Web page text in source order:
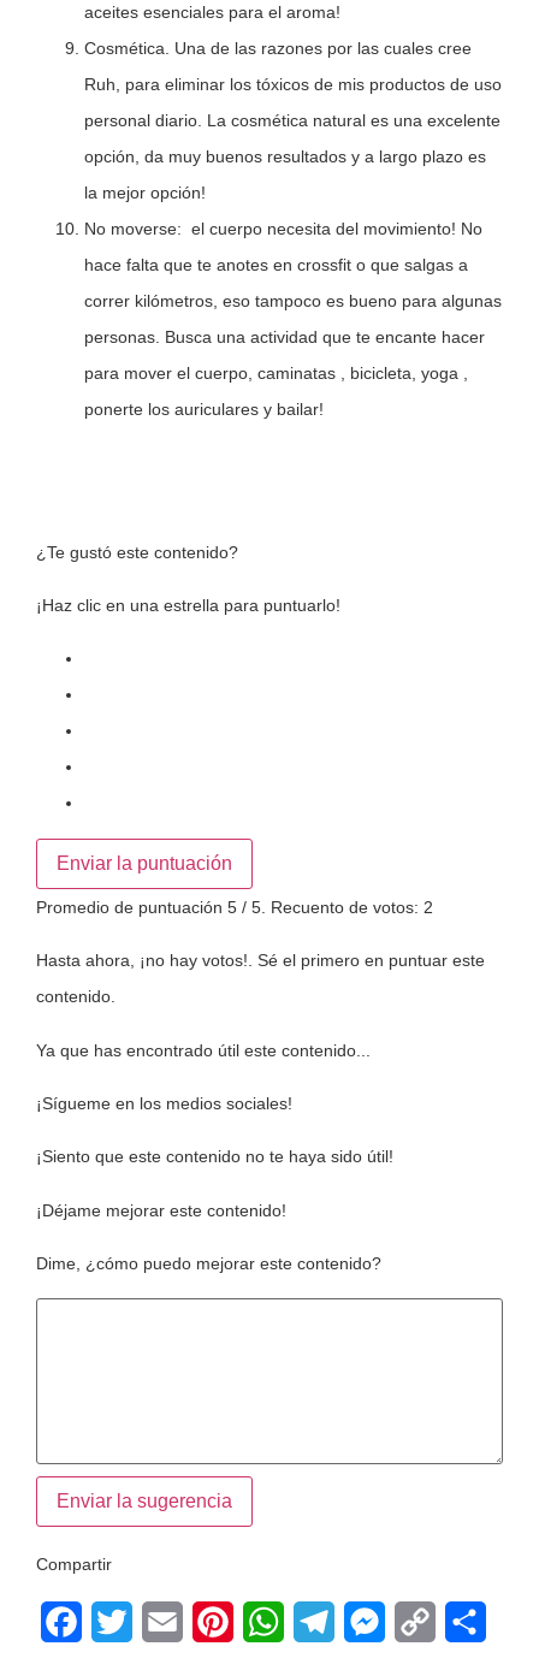
aceites esenciales para el aroma!
Cosmética. Una de las razones por las cuales cree
Ruh, para eliminar los tóxicos de mis productos de uso
personal diario. La cosmética natural es una excelente
opción, da muy buenos resultados y a largo plazo es
la mejor opción!
No moverse: el cuerpo necesita del movimiento! No
hace falta que te anotes en crossfit o que salgas a
correr kilómetros, eso tampoco es bueno para algunas
personas. Busca una actividad que te encante hacer
para mover el cuerpo, caminatas , bicicleta, yoga ,
ponerte los auriculares y bailar!
¿Te gustó este contenido?
¡Haz clic en una estrella para puntuarlo!
Enviar la puntuación
Promedio de puntuación 5 / 5. Recuento de votos: 2
Hasta ahora, ¡no hay votos!. Sé el primero en puntuar este
contenido.
Ya que has encontrado útil este contenido...
¡Sígueme en los medios sociales!
¡Siento que este contenido no te haya sido útil!
¡Déjame mejorar este contenido!
Dime, ¿cómo puedo mejorar este contenido?
Enviar la sugerencia
Compartir
Facebook
Twitter Email PinterestWhatsAppTelegramMessenger
Copy